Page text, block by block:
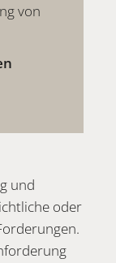
von
und
oder